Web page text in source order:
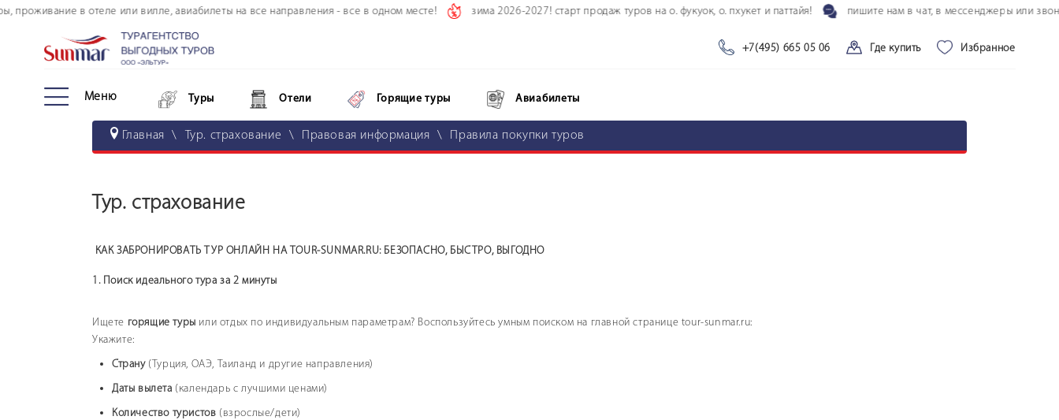
в отеле или вилле, авиабилеты на все направления - все в одном месте! зима 2026-2027! старт продаж туров на о. фукуок, о. пхукет и паттайя! пишите нам в чат, в мессенджеры или
+7(495) 665 05 06 Где купить Избранное
Меню
Онлайн оплата
Морские круизы
Авторские туры
Страны и отели
Личный кабинет туриста
Дополнительные услуги
Туры Отели Горящие туры Авиабилеты
Главная \ Тур. страхование \ Правовая информация \ Правила покупки туров
Тур. страхование
КАК ЗАБРОНИРОВАТЬ ТУР ОНЛАЙН НА TOUR-SUNMAR.RU: БЕЗОПАСНО, БЫСТРО, ВЫГОДНО
1. Поиск идеального тура за 2 минуты
Ищете горящие туры или отдых по индивидуальным параметрам? Воспользуйтесь умным поиском на главной странице tour-sunmar.ru:
Укажите:
Страну(Турция, ОАЭ, Таиланд и другие направления)
Даты вылета (календарь с лучшими ценами)
Количество туристов (взрослые/дети)